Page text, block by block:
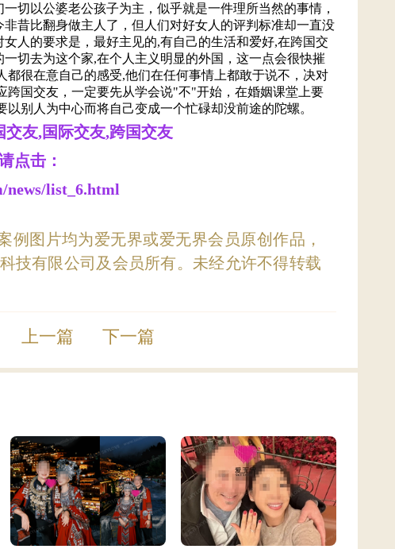
切以公婆老公孩子为主，似乎就是一件理所当然的事情，
昔比翻身做主人了，但人们对好女人的评判标准却一直没
人的要求是，最好主见的,有自己的生活和爱好,在跨国交
切去为这个家,在个人主义明显的外国，这一点会很快摧
都很在意自己的感受,他们在任何事情上都敢于说不，决对
跨国交友，一定要先从学会说"不"开始，在婚姻课堂上要
别人为中心而将自己变成一个忙碌却没前途的陀螺。
交友,国际交友,跨国交友
点击：
news/list_6.html
例图片均为爱无界或爱无界会员原创作品，
技有限公司及会员所有。未经允许不得转载
上一篇 下一篇